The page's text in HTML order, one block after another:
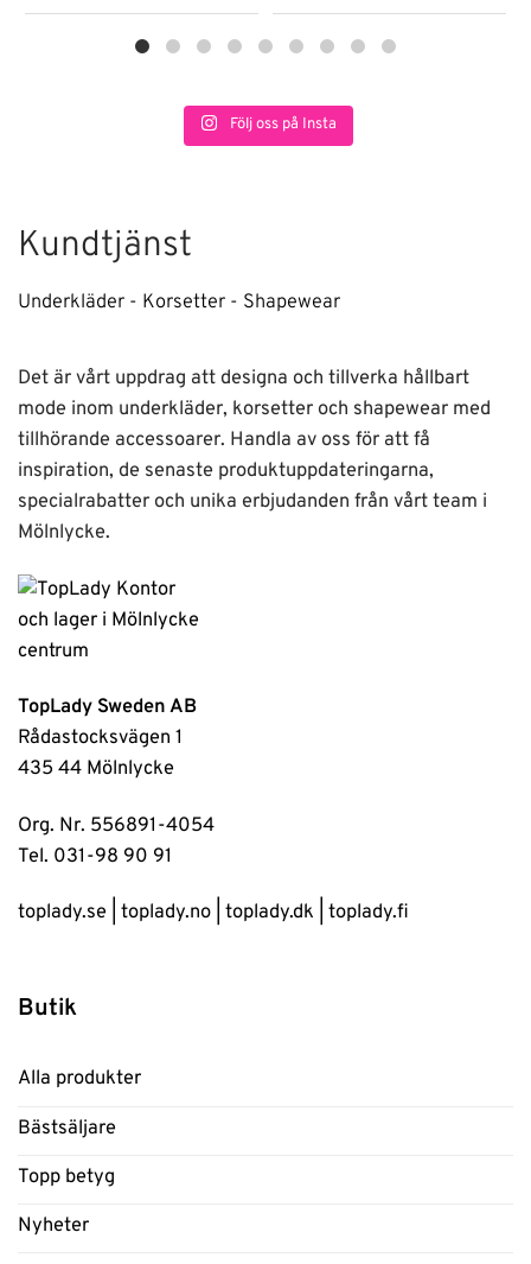
Följ oss på Insta
Kundtjänst
Underkläder - Korsetter - Shapewear
Det är vårt uppdrag att designa och tillverka hållbart
mode inom underkläder, korsetter och shapewear med
tillhörande accessoarer. Handla av oss för att få
inspiration, de senaste produktuppdateringarna,
specialrabatter och unika erbjudanden från vårt team i
Mölnlycke.
TopLady Sweden AB
Rådastocksvägen 1
435 44 Mölnlycke
Org. Nr. 556891-4054
Tel. 031-98 90 91
toplady.se toplady.no toplady.dk toplady.fi
Butik
Alla produkter
Bästsäljare
Topp betyg
Nyheter